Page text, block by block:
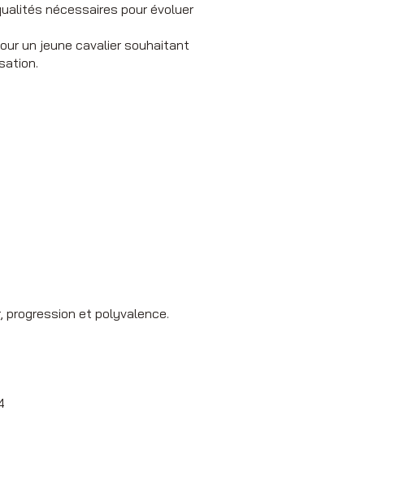
nécessaires pour évoluer
un jeune cavalier souhaitant
et polyvalence.